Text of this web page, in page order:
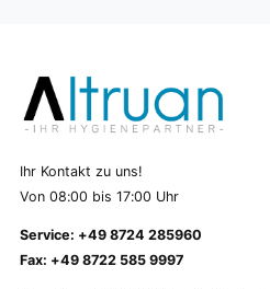
Ihr Kontakt zu uns!
Von 08:00 bis 17:00 Uhr
Service: +49 8724 285960
Fax: +49 8722 585 9997